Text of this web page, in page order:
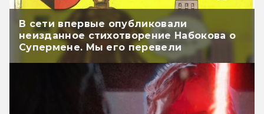
В сети впервые опубликовали
неизданное стихотворение Набокова о
Супермене. Мы его перевели